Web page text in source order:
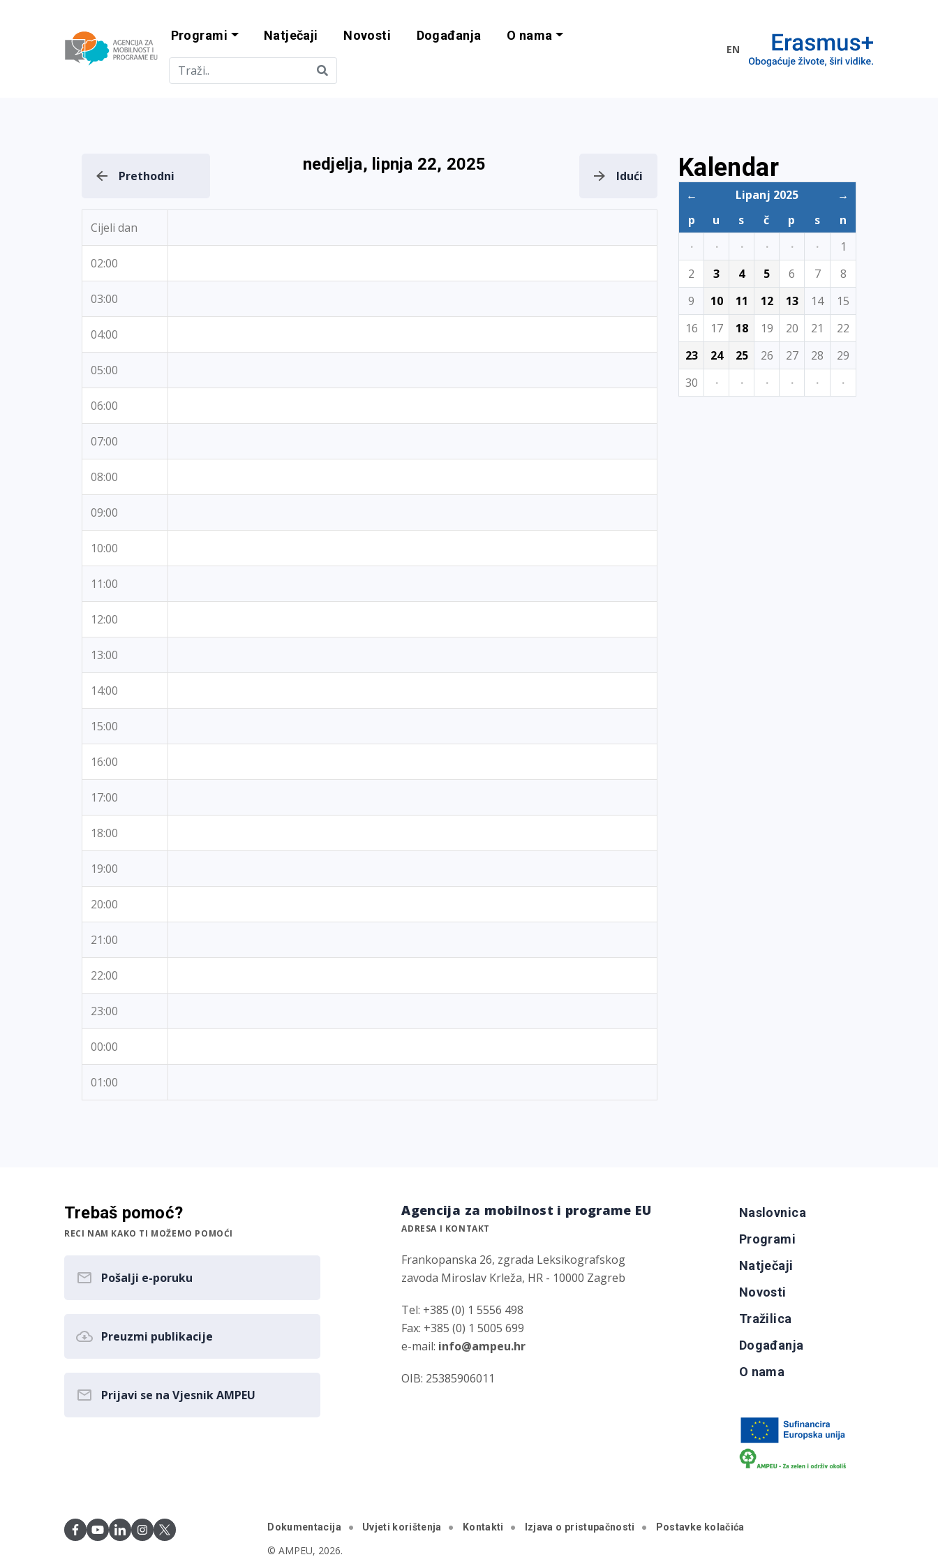
Agencija za mobilnost i programe EU
Programi Natječaji Novosti Događanja O nama
EN
Prethodni
nedjelja, lipnja 22, 2025
Idući
Cijeli dan
02:00
03:00
04:00
05:00
06:00
07:00
08:00
09:00
10:00
11:00
12:00
13:00
14:00
15:00
16:00
17:00
18:00
19:00
20:00
21:00
22:00
23:00
00:00
01:00
Kalendar
← Lipanj 2025
→
p
u s č p s
n
·
· · · · ·
1
2
3 4 5 6 7
8
9
10 11 12 13 14
15
16
17 18 19 20 21
22
23
24 25 26 27 28
29
30
· · · · · ·
Trebaš pomoć?
RECI NAM KAKO TI MOŽEMO POMOĆI
Pošalji e-poruku
Preuzmi publikacije
Prijavi se na Vjesnik AMPEU
Agencija za mobilnost i programe EU
ADRESA I KONTAKT
Frankopanska 26, zgrada Leksikografskog
zavoda Miroslav Krleža, HR - 10000 Zagreb
Tel: +385 (0) 1 5556 498
Fax: +385 (0) 1 5005 699
e-mail: info@ampeu.hr
OIB: 25385906011
Naslovnica
Programi
Natječaji
Novosti
Tražilica
Događanja
O nama
Dokumentacija Uvjeti korištenja Kontakti Izjava o pristupačnosti Postavke kolačića
© AMPEU, 2026.